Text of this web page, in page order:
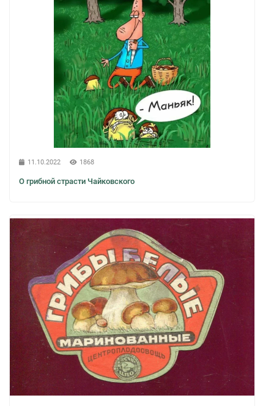
11.10.2022 1868
О грибной страсти Чайковского